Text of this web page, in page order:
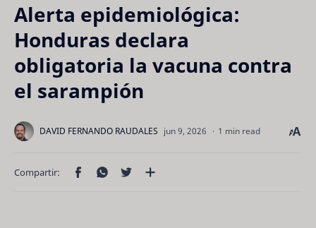
Alerta epidemiológica:
Honduras declara
obligatoria la vacuna contra
el sarampión
1 min read